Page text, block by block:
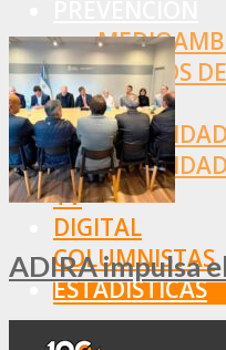
RIESGOS
SALUD
SEGURIDAD
TV
DIGITAL
COLUMNISTAS
ESTADÍSTICAS
ADIRA impulsa